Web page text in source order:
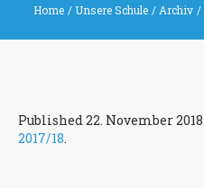
Home / Unsere Schule / Archiv /
Published22. November 2018
2017/18.